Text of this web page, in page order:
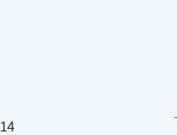
14